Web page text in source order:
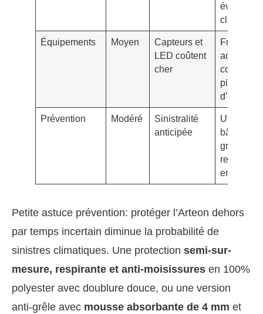
Équipements Moyen
Capteurs et
LED coûtent
cher
adaptées
pièces
d’optique
Prévention Modéré
Sinistralité
anticipée
Utilisez
bâche
grêle
en
Petite astuce prévention: protéger l’Arteon dehors
par temps incertain diminue la probabilité de
sinistres climatiques. Une protection semi-sur-
mesure, respirante et anti-moisissures en 100%
polyester avec doublure douce, ou une version
anti-grêle avec mousse absorbante de 4 mm et